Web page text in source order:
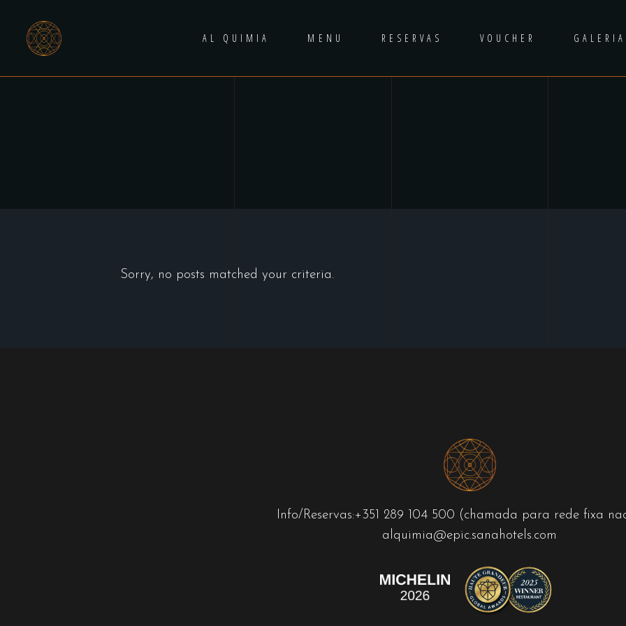
AL QUIMIA MENU RESERVAS VOUCHER GALERIA
Sorry, no posts matched your criteria.
Info/Reservas:+351 289 104 500 (chamada para rede fixa
alquimia@epic.sanahotels.com